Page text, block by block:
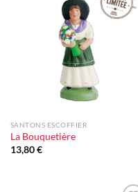
Ajouter
à la liste
SANTONS ESCOFFIER
La Bouquetière
13,80€